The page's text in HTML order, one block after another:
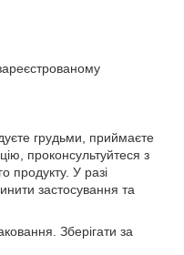
грудьми, приймаєте
проконсультуйтеся з
продукту. У разі
застосування та
Зберігати за